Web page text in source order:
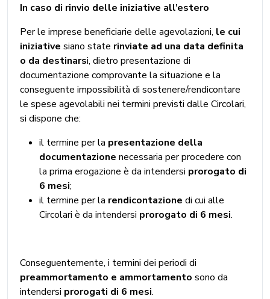
In caso di rinvio delle iniziative all’estero
Per le imprese beneficiarie delle agevolazioni, le cui
iniziative siano state rinviate ad una data definita
o da destinarsi, dietro presentazione di
documentazione comprovante la situazione e la
conseguente impossibilità di sostenere/rendicontare
le spese agevolabili nei termini previsti dalle Circolari,
si dispone che:
il termine per la presentazione della
documentazione necessaria per procedere con
la prima erogazione è da intendersi prorogato di
6 mesi;
il termine per la rendicontazione di cui alle
Circolari è da intendersi prorogato di 6 mesi.
Conseguentemente, i termini dei periodi di
preammortamento e ammortamento sono da
intendersi prorogati di 6 mesi.